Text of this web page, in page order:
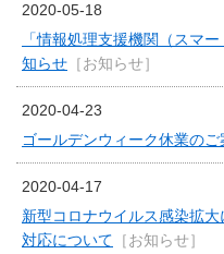
2020-05-18
「情報処理支援機関（スマ
知らせ ［お知らせ］
2020-04-23
ゴールデンウィーク休業のご
2020-04-17
新型コロナウイルス感染拡
対応について ［お知らせ］